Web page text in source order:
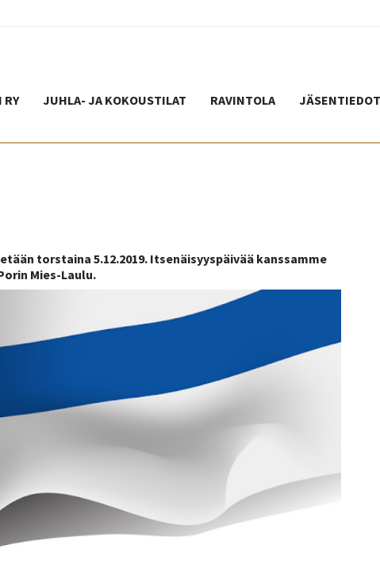
RY JUHLA- JA KOKOUSTILAT RAVINTOLA
torstaina 5.12.2019. Itsenäisyyspäivää kanssamme
Mies-Laulu.